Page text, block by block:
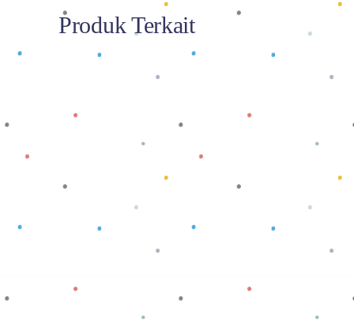
Produk Terkait
Baca selengkapnya